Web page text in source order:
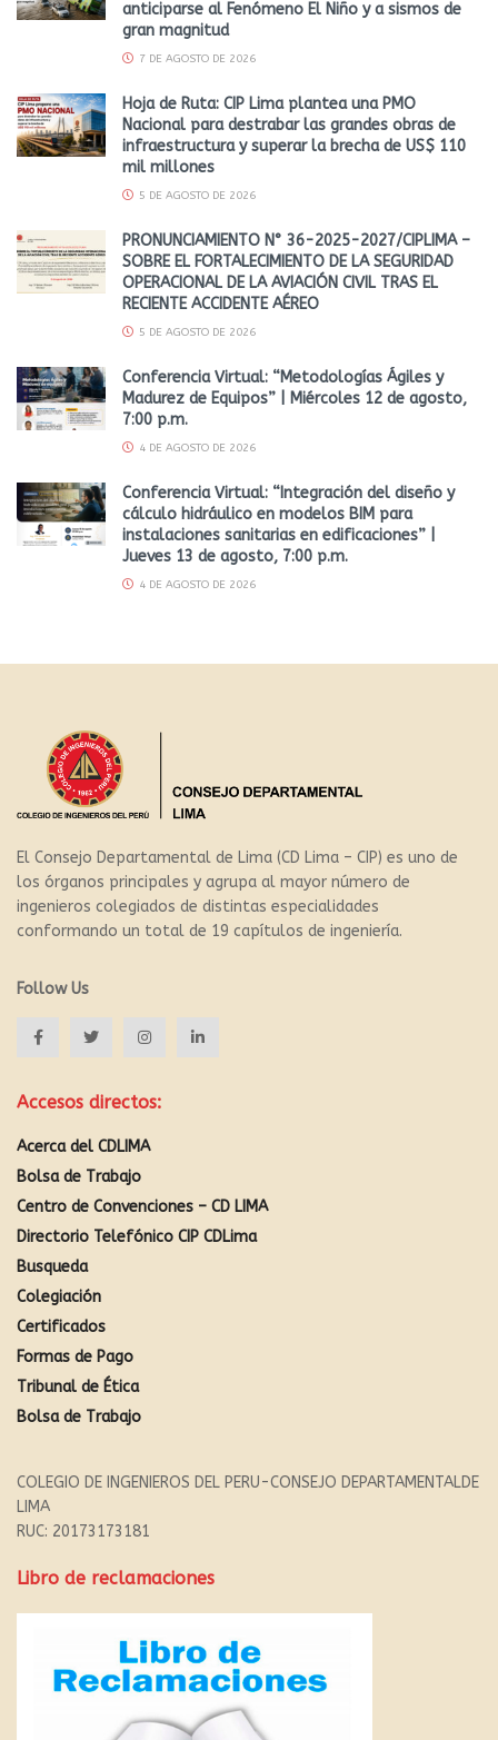
anticiparse al Fenómeno El Niño y a sismos de
gran magnitud
7 DE AGOSTO DE 2026
Hoja de Ruta: CIP Lima plantea una PMO
Nacional para destrabar las grandes obras de
infraestructura y superar la brecha de US$ 110
mil millones
5 DE AGOSTO DE 2026
PRONUNCIAMIENTO N° 36-2025-2027/CIPLIMA –
SOBRE EL FORTALECIMIENTO DE LA SEGURIDAD
OPERACIONAL DE LA AVIACIÓN CIVIL TRAS EL
RECIENTE ACCIDENTE AÉREO
5 DE AGOSTO DE 2026
Conferencia Virtual: “Metodologías Ágiles y
Madurez de Equipos” | Miércoles 12 de agosto,
7:00 p.m.
4 DE AGOSTO DE 2026
Conferencia Virtual: “Integración del diseño y
cálculo hidráulico en modelos BIM para
instalaciones sanitarias en edificaciones” |
Jueves 13 de agosto, 7:00 p.m.
4 DE AGOSTO DE 2026
El Consejo Departamental de Lima (CD Lima – CIP) es uno de
los órganos principales y agrupa al mayor número de
ingenieros colegiados de distintas especialidades
conformando un total de 19 capítulos de ingeniería.
Follow Us
Accesos directos:
Acerca del CDLIMA
Bolsa de Trabajo
Centro de Convenciones – CD LIMA
Directorio Telefónico CIP CDLima
Busqueda
Colegiación
Certificados
Formas de Pago
Tribunal de Ética
Bolsa de Trabajo
COLEGIO DE INGENIEROS DEL PERU-CONSEJO DEPARTAMENTALDE
LIMA
RUC: 20173173181
Libro de reclamaciones